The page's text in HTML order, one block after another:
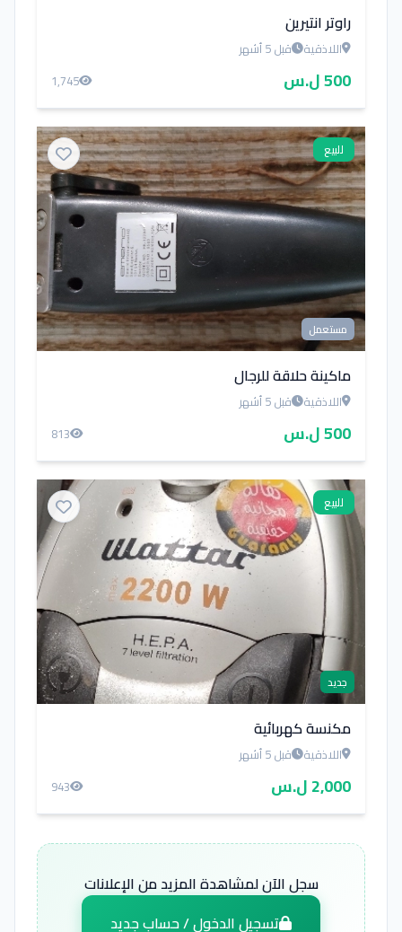
راوتر انتيرين
اللاذقية قبل 5 أشهر
500 ل.س 1,745
للبيع
مستعمل
ماكينة حلاقة للرجال
اللاذقية قبل 5 أشهر
500 ل.س 813
للبيع
جديد
مكنسة كهربائية
اللاذقية قبل 5 أشهر
2,000 ل.س 943
سجل الآن لمشاهدة المزيد من الإعلانات
تسجيل الدخول / حساب جديد